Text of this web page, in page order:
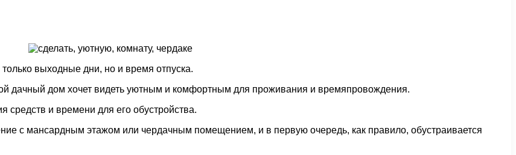
выходные дни, но и время отпуска.
дачный дом хочет видеть уютным и комфортным для проживания и времяпровождения.
средств и времени для его обустройства.
с мансардным этажом или чердачным помещением, и в первую очередь, как правило, обустраивается